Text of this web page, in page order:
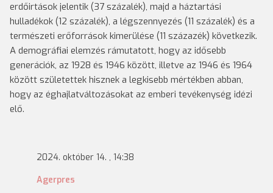
erdőirtások jelentik (37 százalék), majd a háztartási
hulladékok (12 százalék), a légszennyezés (11 százalék) és a
természeti erőforrások kimerülése (11 százazék) következik.
A demográfiai elemzés rámutatott, hogy az idősebb
generációk, az 1928 és 1946 között, illetve az 1946 és 1964
között születettek hisznek a legkisebb mértékben abban,
hogy az éghajlatváltozásokat az emberi tevékenység idézi
elő.
2024. október 14. , 14:38
Agerpres